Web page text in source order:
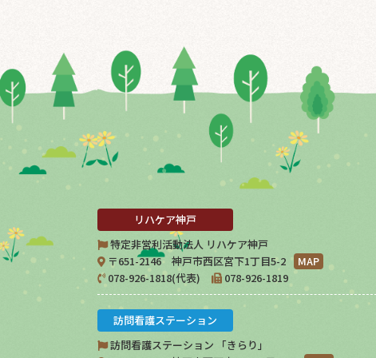
リハケア神戸
特定非営利活動法人 リハケア神戸
〒651-2146 神戸市西区宮下1丁目5-2
MAP
078-926-1818(代表)
078-926-1819
訪問看護ステーション
訪問看護ステーション 「きらり」